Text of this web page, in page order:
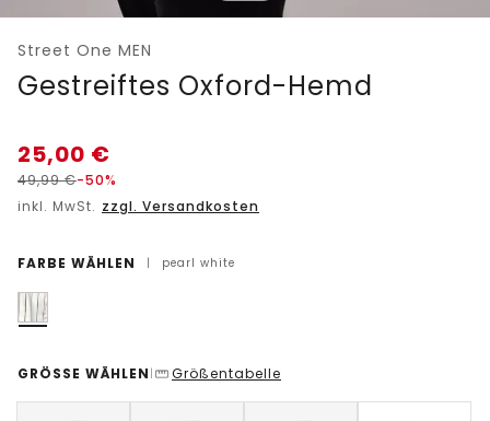
Street One MEN
Gestreiftes Oxford-Hemd
25,00 €
49,99€-50%
inkl. MwSt. zzgl. Versandkosten
FARBE WÄHLEN | pearl white
GRÖSSE WÄHLEN | Größentabelle